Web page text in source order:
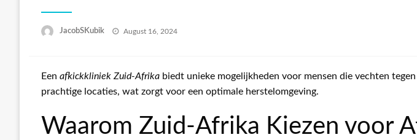
JacobSKubik
Posted
August 16, 2024
Een afkickkliniek Zuid-Afrika biedt unieke mogelijkheden voor mensen die vechten
prachtige locaties, wat zorgt voor een optimale herstelomgeving.
Waarom Zuid-Afrika Kiezen voor